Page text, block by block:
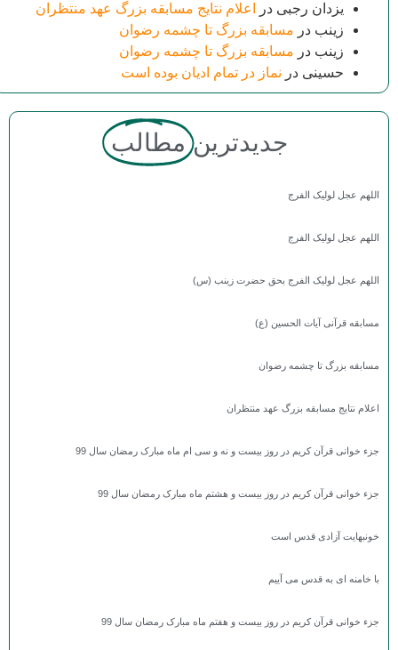
یزدان رجبیدراعلام نتایج مسابقه بزرگ عهد منتظران
زینبدرمسابقه بزرگ تا چشمه رضوان
زینبدرمسابقه بزرگ تا چشمه رضوان
حسینیدرنماز در تمام ادیان بوده است
جدیدترین مطالب
اللهم عجل لولیک الفرج
اللهم عجل لولیک الفرج
اللهم عجل لولیک الفرج بحق حضرت زینب (س)
مسابقه قرآنی آیات الحسین (ع)
مسابقه بزرگ تا چشمه رضوان
اعلام نتایج مسابقه بزرگ عهد منتظران
جزء خوانی قرآن کریم در روز بیست و نه و سی ام ماه مبارک رمضان سال 99
جزء خوانی قرآن کریم در روز بیست و هشتم ماه مبارک رمضان سال 99
خونبهایت آزادی قدس است
با خامنه ای به قدس می آییم
جزء خوانی قرآن کریم در روز بیست و هفتم ماه مبارک رمضان سال 99